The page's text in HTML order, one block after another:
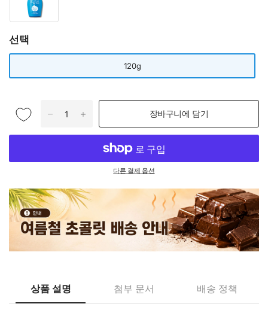
선택
120g
장바구니에 담기
다른 결제 옵션
상품 설명 첨부 문서 배송 정책